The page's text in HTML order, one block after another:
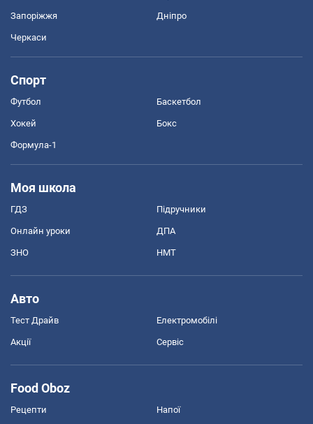
Запоріжжя Дніпро
Черкаси
Спорт
Футбол Баскетбол
Хокей Бокс
Формула-1
Моя школа
ГДЗ Підручники
Онлайн уроки ДПА
ЗНО НМТ
Авто
Тест Драйв Електромобілі
Акції Сервіс
Food Oboz
Рецепти Напої